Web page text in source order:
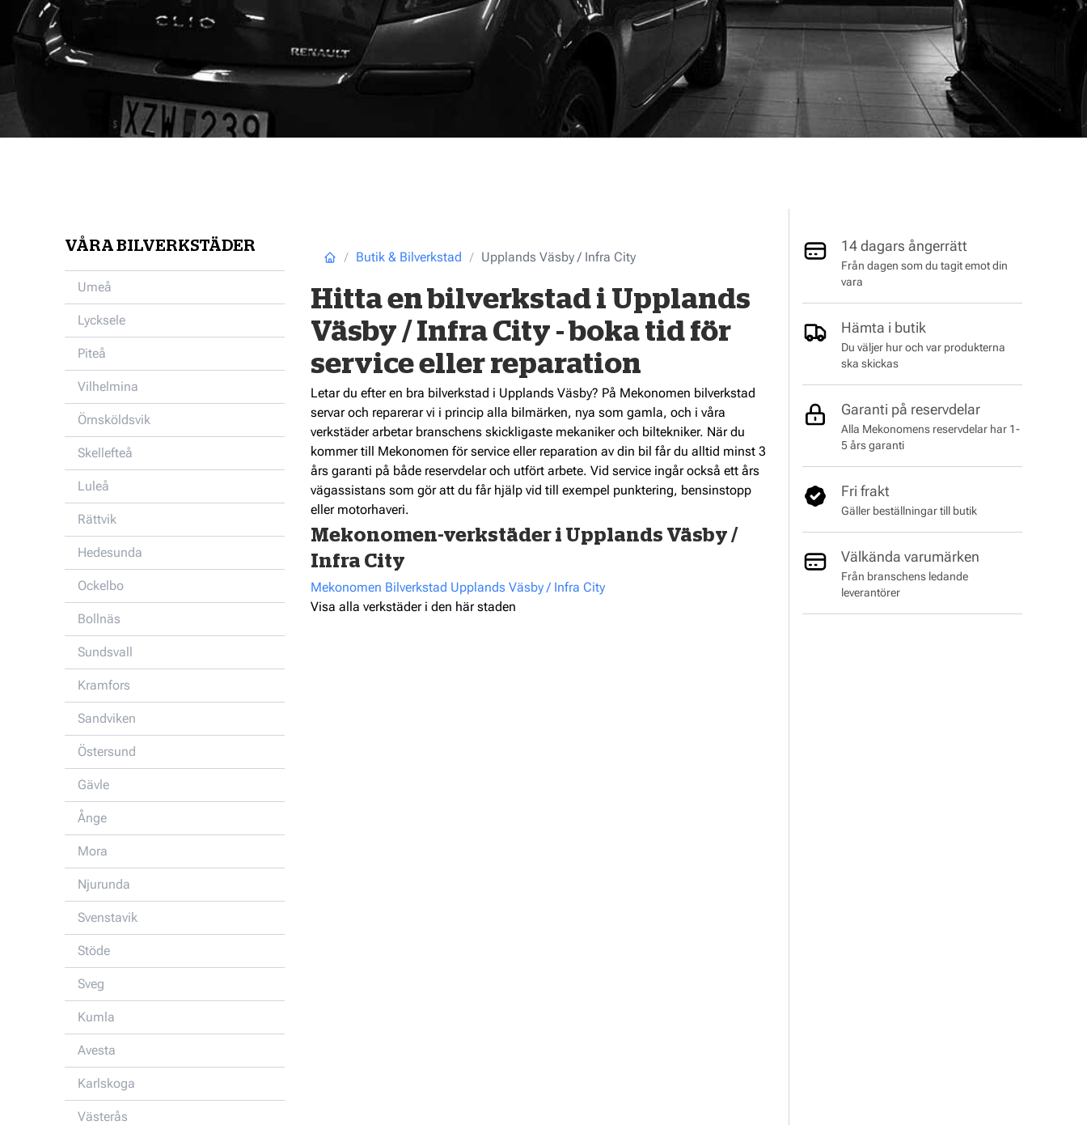
VÅRA BILVERKSTÄDER
Umeå
Lycksele
Piteå
Vilhelmina
Örnsköldsvik
Skellefteå
Luleå
Rättvik
Hedesunda
Ockelbo
Bollnäs
Sundsvall
Kramfors
Sandviken
Östersund
Gävle
Ånge
Mora
Njurunda
Svenstavik
Stöde
Sveg
Kumla
Avesta
Karlskoga
Västerås
Butik & Bilverkstad Upplands Väsby / Infra City
Hitta en bilverkstad i Upplands
Väsby / Infra City - boka tid för
service eller reparation
Letar du efter en bra bilverkstad i Upplands Väsby? På Mekonomen bilverkstad
servar och reparerar vi i princip alla bilmärken, nya som gamla, och i våra
verkstäder arbetar branschens skickligaste mekaniker och biltekniker. När du
kommer till Mekonomen för service eller reparation av din bil får du alltid minst 3
års garanti på både reservdelar och utfört arbete. Vid service ingår också ett års
vägassistans som gör att du får hjälp vid till exempel punktering, bensinstopp
eller motorhaveri.
Mekonomen-verkstäder i Upplands Väsby /
Infra City
Mekonomen Bilverkstad Upplands Väsby / Infra City
Visa alla verkstäder i den här staden
14 dagars ångerrätt
Från dagen som du tagit emot din
vara
Hämta i butik
Du väljer hur och var produkterna
ska skickas
Garanti på reservdelar
Alla Mekonomens reservdelar har 1-
5 års garanti
Fri frakt
Gäller beställningar till butik
Välkända varumärken
Från branschens ledande
leverantörer